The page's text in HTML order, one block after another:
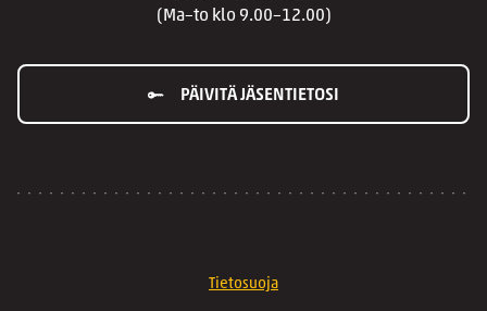
(Ma–to klo 9.00–12.00)
PÄIVITÄ JÄSENTIETOSI
Tietosuoja